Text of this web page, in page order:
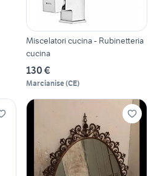
Miscelatori cucina - Rubinetteria
cucina
130 €
Marcianise(CE)